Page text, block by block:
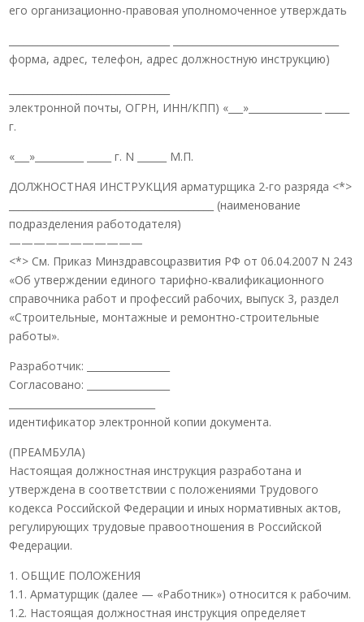
его организационно-правовая уполномоченное утверждать
форма, адрес, телефон, адрес должностную инструкцию)
электронной почты, ОГРН, ИНН/КПП) «___»_______________ _____
г.
«___»__________ _____ г. N ______ М.П.
ДОЛЖНОСТНАЯ ИНСТРУКЦИЯ арматурщика 2-го разряда <*>
__________________________________________ (наименование
подразделения работодателя)
———————————
<*> См. Приказ Минздравсоцразвития РФ от 06.04.2007 N 243
«Об утверждении единого тарифно-квалификационного
справочника работ и профессий рабочих, выпуск 3, раздел
«Строительные, монтажные и ремонтно-строительные
работы».
Разработчик: _________________
Согласовано: _________________
идентификатор электронной копии документа.
(ПРЕАМБУЛА)
Настоящая должностная инструкция разработана и
утверждена в соответствии с положениями Трудового
кодекса Российской Федерации и иных нормативных актов,
регулирующих трудовые правоотношения в Российской
Федерации.
1. ОБЩИЕ ПОЛОЖЕНИЯ
1.1. Арматурщик (далее — «Работник») относится к рабочим.
1.2. Настоящая должностная инструкция определяет